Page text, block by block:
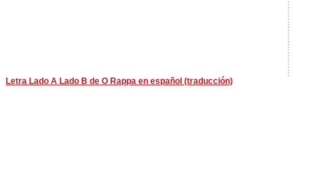
Letra Lado A Lado B de O Rappa en español (traducción)